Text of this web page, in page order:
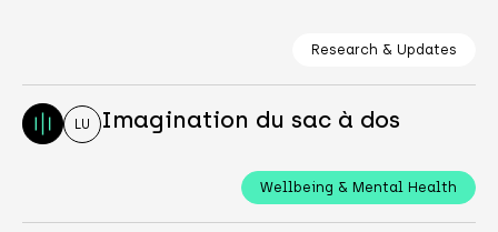
Research & Updates
LU Imagination du sac à dos
Wellbeing & Mental Health